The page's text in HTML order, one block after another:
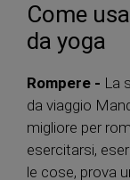
Come
da yoga
Rompere - La
da viaggio
migliore per
esercitarsi,
le cose, prova